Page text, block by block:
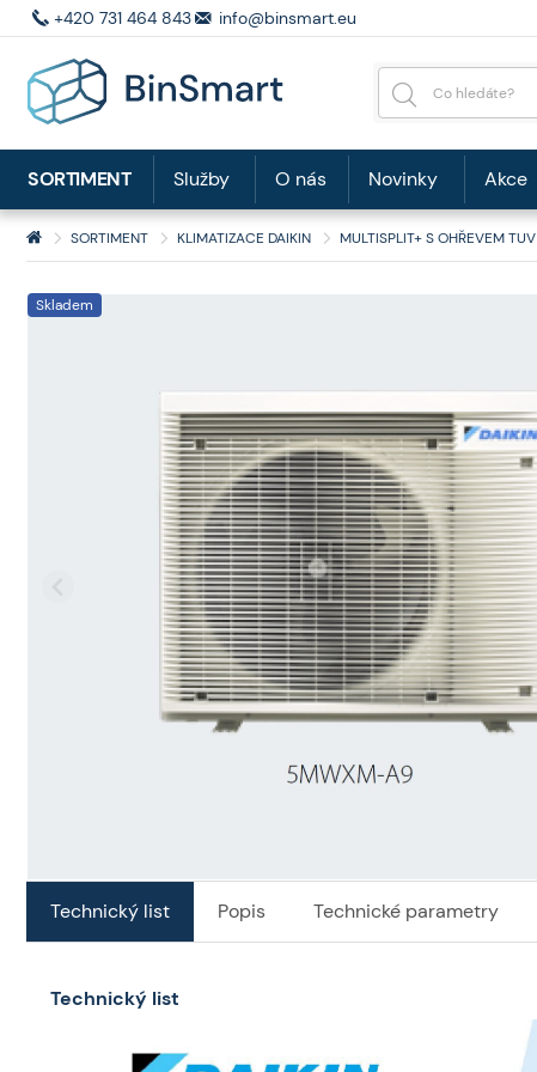
Skladem
Technický list Popis Technické parametry
Technický list
+420 731 464 843 info@binsmart.eu
SORTIMENT KLIMATIZACE DAIKIN MULTISPLIT+ S OHŘEVEM TUV
SORTIMENT Služby O nás Novinky Akce